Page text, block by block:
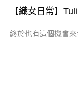
【織女日常】
終於也有這個機會